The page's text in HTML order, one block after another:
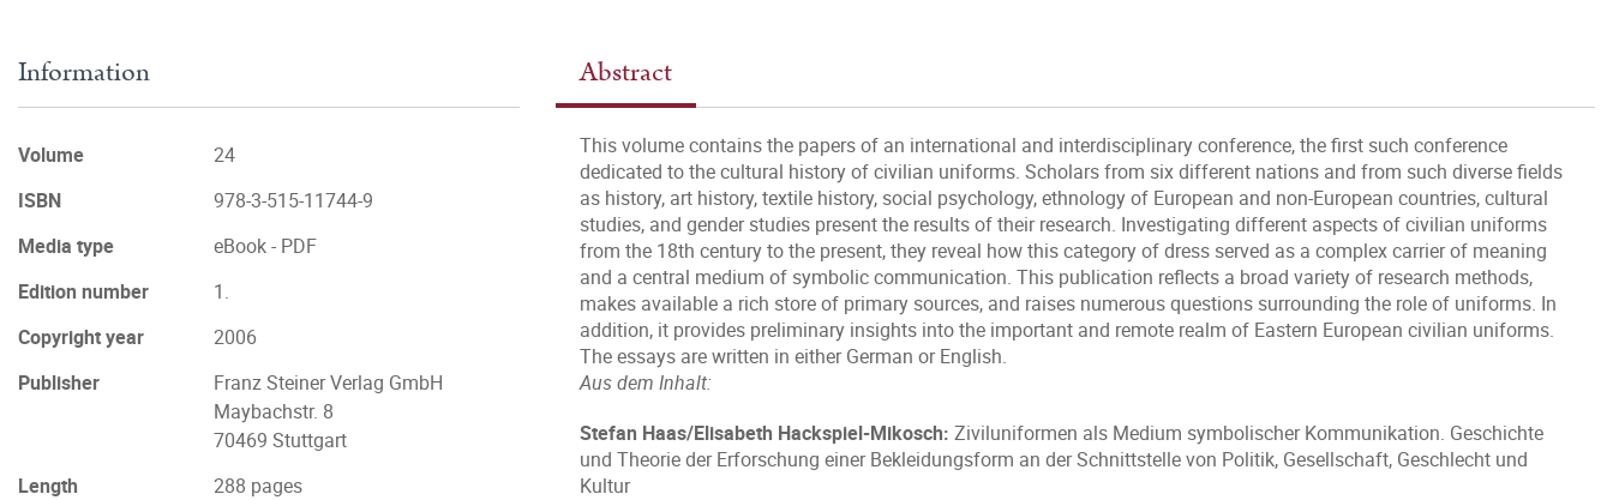
Abstract
This volume contains the papers of an international and interdisciplinary conference, the first such conference
dedicated to the cultural history of civilian uniforms. Scholars from six different nations and from such diverse fields
as history, art history, textile history, social psychology, ethnology of European and non-European countries, cultural
studies, and gender studies present the results of their research. Investigating different aspects of civilian uniforms
from the 18th century to the present, they reveal how this category of dress served as a complex carrier of meaning
and a central medium of symbolic communication. This publication reflects a broad variety of research methods,
makes available a rich store of primary sources, and raises numerous questions surrounding the role of uniforms. In
addition, it provides preliminary insights into the important and remote realm of Eastern European civilian uniforms.
The essays are written in either German or English.
Aus dem Inhalt:
Stefan Haas/Elisabeth Hackspiel-Mikosch: Ziviluniformen als Medium symbolischer Kommunikation. Geschichte
und Theorie der Erforschung einer Bekleidungsform an der Schnittstelle von Politik, Gesellschaft, Geschlecht und
Kultur
Information
Volume
24
ISBN
978-3-515-11744-9
Media type
eBook - PDF
Edition number
1.
Copyright year
2006
Publisher
Franz Steiner Verlag GmbH
Maybachstr. 8
70469 Stuttgart
Length
288 pages